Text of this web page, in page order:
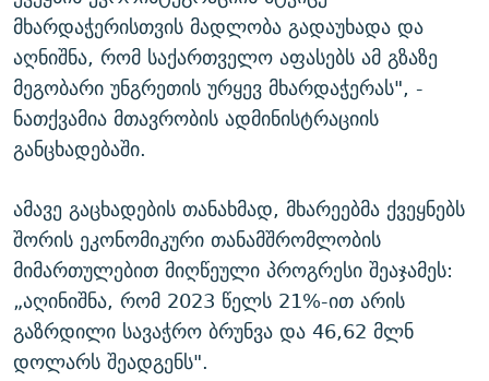
მხარდაჭერისთვის მადლობა გადაუხადა და
აღნიშნა, რომ საქართველო აფასებს ამ გზაზე
მეგობარი უნგრეთის ურყევ მხარდაჭერას", -
ნათქვამია მთავრობის ადმინისტრაციის
განცხადებაში.
ამავე გაცხადების თანახმად, მხარეებმა ქვეყნებს
შორის ეკონომიკური თანამშრომლობის
მიმართულებით მიღწეული პროგრესი შეაჯამეს:
„აღინიშნა, რომ 2023 წელს 21%-ით არის
გაზრდილი სავაჭრო ბრუნვა და 46,62 მლნ
დოლარს შეადგენს".